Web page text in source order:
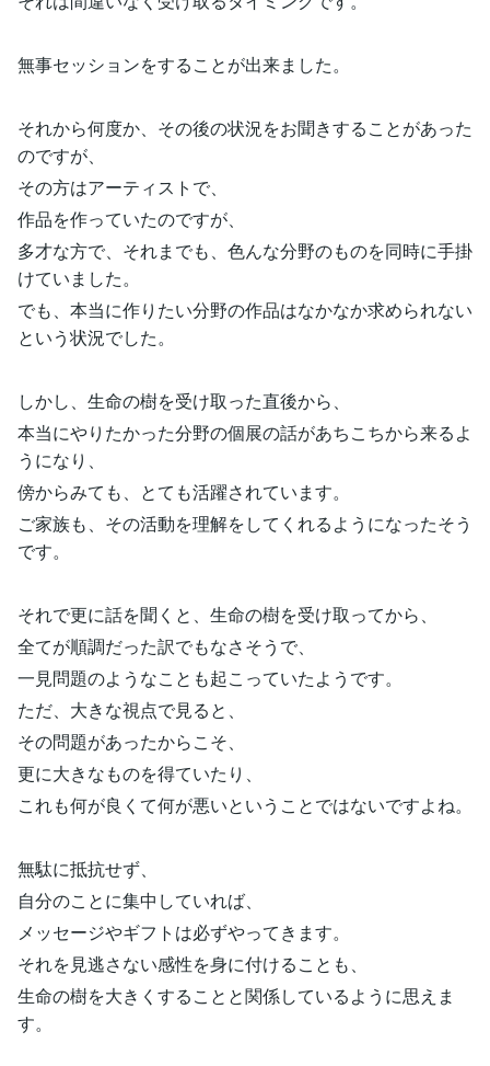
無事セッションをすることが出来ました。
それから何度か、その後の状況をお聞きすることがあった
のですが、
その方はアーティストで、
作品を作っていたのですが、
多才な方で、それまでも、色んな分野のものを同時に手掛
けていました。
でも、本当に作りたい分野の作品はなかなか求められない
という状況でした。
しかし、生命の樹を受け取った直後から、
本当にやりたかった分野の個展の話があちこちから来るよ
うになり、
傍からみても、とても活躍されています。
ご家族も、その活動を理解をしてくれるようになったそう
です。
それで更に話を聞くと、生命の樹を受け取ってから、
全てが順調だった訳でもなさそうで、
一見問題のようなことも起こっていたようです。
ただ、大きな視点で見ると、
その問題があったからこそ、
更に大きなものを得ていたり、
これも何が良くて何が悪いということではないですよね。
無駄に抵抗せず、
自分のことに集中していれば、
メッセージやギフトは必ずやってきます。
それを見逃さない感性を身に付けることも、
生命の樹を大きくすることと関係しているように思えま
す。